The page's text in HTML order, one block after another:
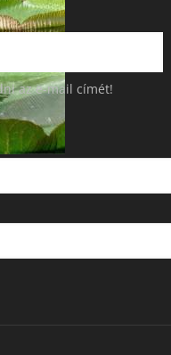
az e-mail címét!